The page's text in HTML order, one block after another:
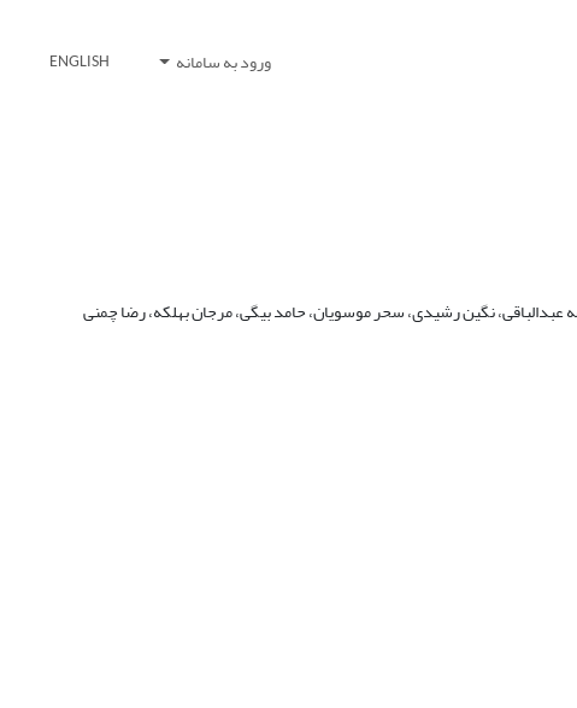
ورود به سامانه ENGLISH
نگین رشیدی، سحر موسویان، حامد بیگی، مرجان بهلکه، رضا چمنی